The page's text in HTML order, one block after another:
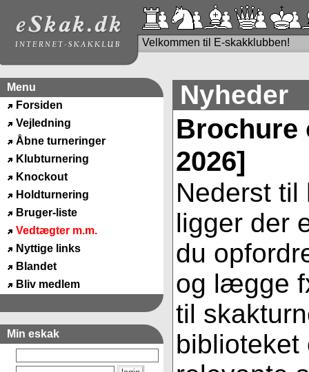
Velkommen til E-skakklubben!
Menu
Forsiden
Vejledning
Åbne turneringer
Klubturnering
Knockout
Holdturnering
Bruger-liste
Vedtægter m.m.
Nyttige links
Blandet
Bliv medlem
Min eskak
Nyheder
Brochure
2026]
Nederst til
ligger der
du
og lægge
til
biblioteket